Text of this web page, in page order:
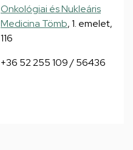
Onkológiai és Nukleáris
Medicina Tömb, 1. emelet,
116
+36 52 255 109 / 56436